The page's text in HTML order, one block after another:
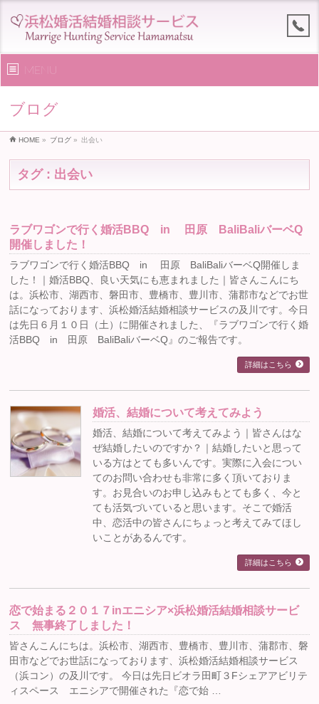
MENU
ブログ
HOME » ブログ » 出会い
タグ : 出会い
ラブワゴンで行く婚活BBQ in 田原 BaliBaliバーベQ
開催しました！
ラブワゴンで行く婚活BBQ in 田原 BaliBaliバーベQ開催しま
した！｜婚活BBQ、良い天気にも恵まれました｜皆さんこんにち
は。浜松市、湖西市、磐田市、豊橋市、豊川市、蒲郡市などでお世
話になっております、浜松婚活結婚相談サービスの及川です。今日
は先日６月１０日（土）に開催されました、『ラブワゴンで行く婚
活BBQ in 田原 BaliBaliバーベQ』のご報告です。
詳細はこちら
婚活、結婚について考えてみよう
婚活、結婚について考えてみよう｜皆さんはな
ぜ結婚したいのですか？｜結婚したいと思って
いる方はとても多いんです。実際に入会につい
てのお問い合わせも非常に多く頂いておりま
す。お見合いのお申し込みもとても多く、今と
ても活気づいていると思います。そこで婚活
中、恋活中の皆さんにちょっと考えてみてほし
いことがあるんです。
詳細はこちら
恋で始まる２０１７inエニシア×浜松婚活結婚相談サービ
ス 無事終了しました！
皆さんこんにちは。浜松市、湖西市、豊橋市、豊川市、蒲郡市、磐
田市などでお世話になっております、浜松婚活結婚相談サービス
（浜コン）の及川です。 今日は先日ビオラ田町３Fシェアアビリテ
ィスペース エニシアで開催された『恋で始 …